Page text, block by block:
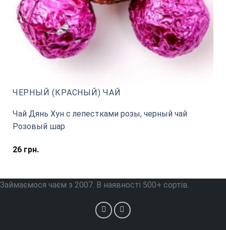
ЧЕРНЫЙ (КРАСНЫЙ) ЧАЙ
Чай Дянь Хун с лепестками розы, черный чай
Розовый шар
26грн.
Займаємося чаєм з 2007. В наявності 500+ сортів.